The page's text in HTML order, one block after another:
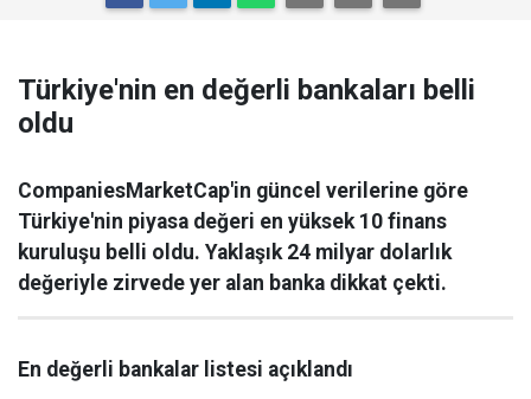
Türkiye'nin en değerli bankaları belli
oldu
CompaniesMarketCap'in güncel verilerine göre
Türkiye'nin piyasa değeri en yüksek 10 finans
kuruluşu belli oldu. Yaklaşık 24 milyar dolarlık
değeriyle zirvede yer alan banka dikkat çekti.
En değerli bankalar listesi açıklandı